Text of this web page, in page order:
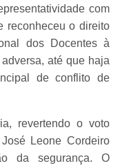
com
reconheceu o direito
dos Docentes à
até que haja
de conflito de
revertendo o voto
Leone Cordeiro
da segurança. O